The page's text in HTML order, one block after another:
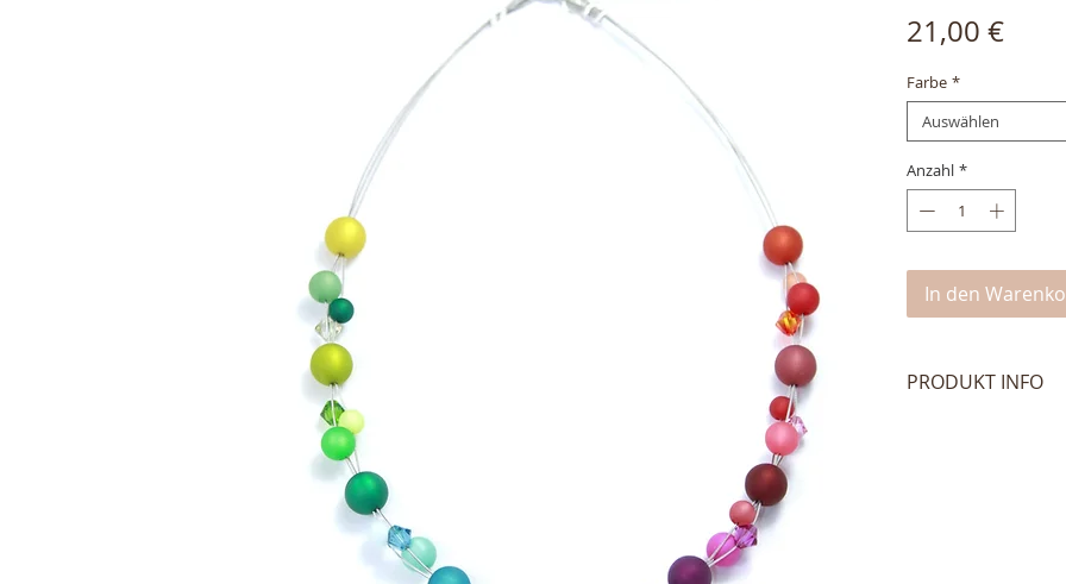
21,00 €Preis
Farbe *
Auswählen
Anzahl *
In den
PRODUKT INFO